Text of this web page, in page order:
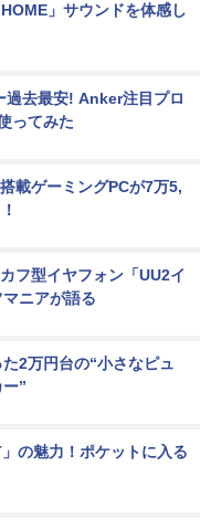
」サウンドを体感し
去最安! Anker注目プロ
ってみた
載ゲーミングPCが7万5,
フ型イヤフォン「UU2イ
ニアが語る
2万円台の“小さなピュ
”
の魅力！ポケットに入る